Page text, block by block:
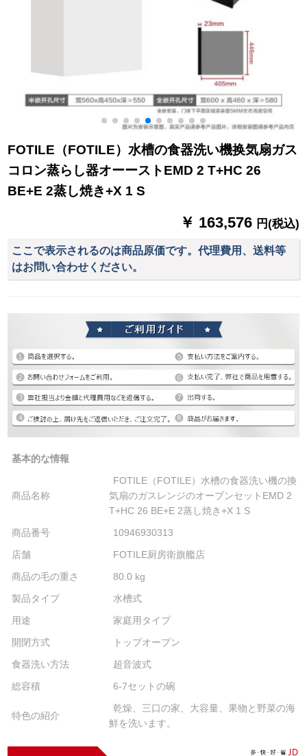
FOTILE（FOTILE）水槽の食器洗い機换気扇ガス
コロン蒸らし器オーーストEMD 2 T+HC 26
BE+E 2蒸し焼き+X 1 S
￥ 163,576 円(税込)
ここで表示されるのは商品原価です。代理費用、送料等
はお問い合わせください。
基本的な情報
商品名称
FOTILE（FOTILE）水槽の食器洗い機の換
気扇のガスレンジのオーブンセットEMD 2
T+HC 26 BE+E 2蒸し焼き+X 1 S
商品番号
10946930313
店舗
FOTILE厨房衛旗艦店
商品の毛の重さ
80.0 kg
製品タイプ
水槽式
用途
家庭用タイプ
開閉方式
トップオープン
食器洗い方法
超音波式
総容積
6-7セットの碗
特色の紹介
乾燥、三口の家、大容量、果物と野菜の海
鮮を洗います。